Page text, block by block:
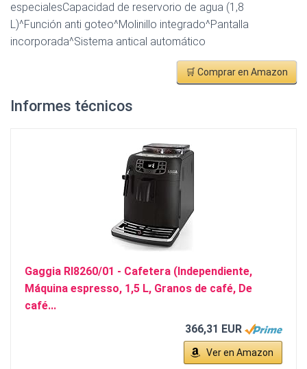
especialesCapacidad de reservorio de agua (1,8
L)^Función anti goteo^Molinillo integrado^Pantalla
incorporada^Sistema antical automático
🛒 Comprar en Amazon
Informes técnicos
Gaggia RI8260/01 - Cafetera (Independiente,
Máquina espresso, 1,5 L, Granos de café, De
café...
366,31 EUR
Ver en Amazon